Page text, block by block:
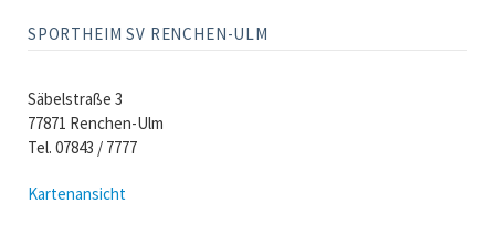
SPORTHEIM SV RENCHEN-ULM
Säbelstraße 3
77871 Renchen-Ulm
Tel. 07843 / 7777
Kartenansicht